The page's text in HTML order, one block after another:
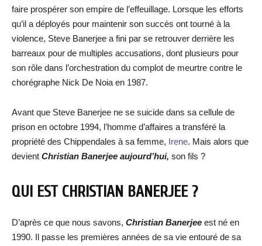
faire prospérer son empire de l’effeuillage. Lorsque les efforts
qu’il a déployés pour maintenir son succès ont tourné à la
violence, Steve Banerjee a fini par se retrouver derrière les
barreaux pour de multiples accusations, dont plusieurs pour
son rôle dans l’orchestration du complot de meurtre contre le
chorégraphe Nick De Noia en 1987.
Avant que Steve Banerjee ne se suicide dans sa cellule de
prison en octobre 1994, l’homme d’affaires a transféré la
propriété des Chippendales à sa femme, Irene. Mais alors que
devient Christian Banerjee aujourd’hui, son fils ?
QUI EST CHRISTIAN BANERJEE ?
D’après ce que nous savons, Christian Banerjee est né en
1990. Il passe les premières années de sa vie entouré de sa